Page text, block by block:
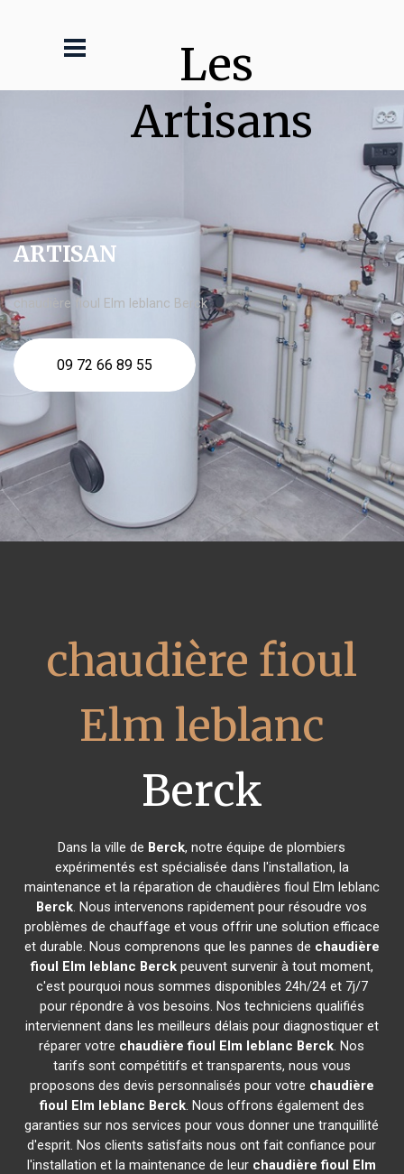
Les
Artisans
ARTISAN
chaudière fioul Elm leblanc Berck
09 72 66 89 55
chaudière fioul
Elm leblanc
Berck
Dans la ville de Berck, notre équipe de plombiers
expérimentés est spécialisée dans l'installation, la
maintenance et la réparation de chaudières fioul Elm leblanc
Berck. Nous intervenons rapidement pour résoudre vos
problèmes de chauffage et vous offrir une solution efficace
et durable. Nous comprenons que les pannes de chaudière
fioul Elm leblanc Berckpeuvent survenir à tout moment,
c'est pourquoi nous sommes disponibles 24h/24 et 7j/7
pour répondre à vos besoins. Nos techniciens qualifiés
interviennent dans les meilleurs délais pour diagnostiquer et
réparer votre chaudière fioul Elm leblanc Berck. Nos
tarifs sont compétitifs et transparents, nous vous
proposons des devis personnalisés pour votre chaudière
fioul Elm leblanc Berck. Nous offrons également des
garanties sur nos services pour vous donner une tranquillité
d'esprit. Nos clients satisfaits nous ont fait confiance pour
l'installation et la maintenance de leur chaudière fioul Elm